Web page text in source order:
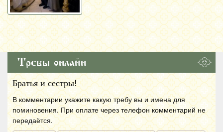
Требы онлайн
Братья и сестры!
В комментарии укажите какую требу вы и имена для
поминовения. При оплате через телефон комментарий не
передаётся.